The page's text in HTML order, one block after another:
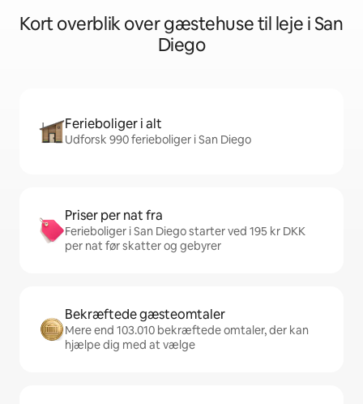
Kort overblik over gæstehuse til leje i San
Diego
Ferieboliger i alt
Udforsk 990 ferieboliger i San Diego
Priser per nat fra
Ferieboliger i San Diego starter ved 195 kr DKK
per nat før skatter og gebyrer
Bekræftede gæsteomtaler
Mere end 103.010 bekræftede omtaler, der kan
hjælpe dig med at vælge